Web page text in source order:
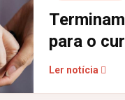
para o
Ler notícia